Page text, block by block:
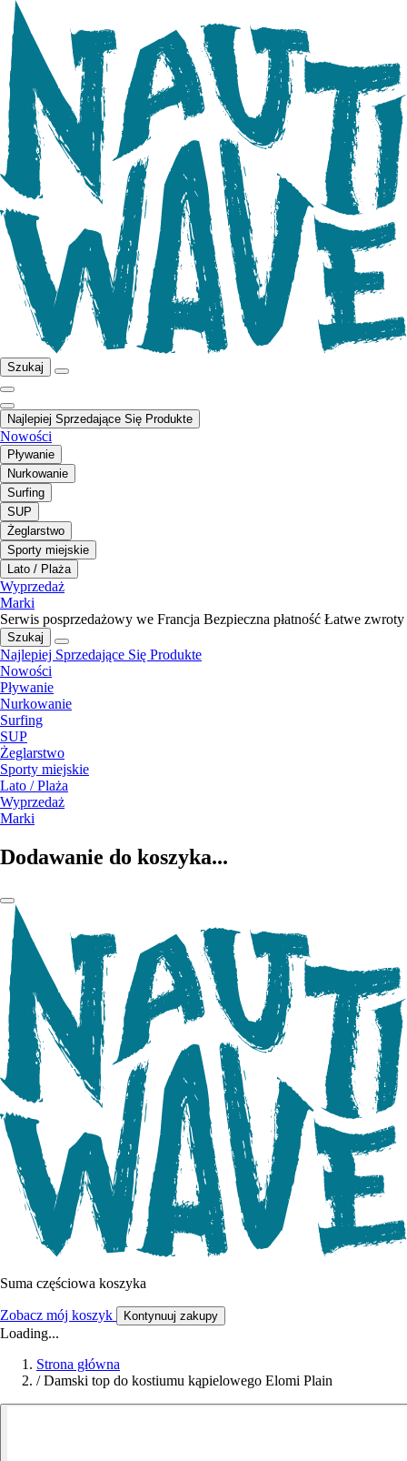
Szukaj
Najlepiej Sprzedające Się Produkte
Nowości
Pływanie
Nurkowanie
Surfing
SUP
Żeglarstwo
Sporty miejskie
Lato / Plaża
Wyprzedaż
Marki
Serwis posprzedażowy we Francja Bezpieczna płatność Łatwe zwroty
Szukaj
Najlepiej Sprzedające Się Produkte
Nowości
Pływanie
Nurkowanie
Surfing
SUP
Żeglarstwo
Sporty miejskie
Lato / Plaża
Wyprzedaż
Marki
Dodawanie do koszyka...
Suma częściowa koszyka
Zobacz mój koszyk Kontynuuj zakupy
Loading...
Strona główna
/ Damski top do kostiumu kąpielowego Elomi Plain